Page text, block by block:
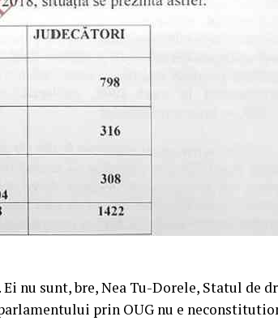
nu sunt, bre, Nea Tu-Dorele, Statul de
prin OUG nu e